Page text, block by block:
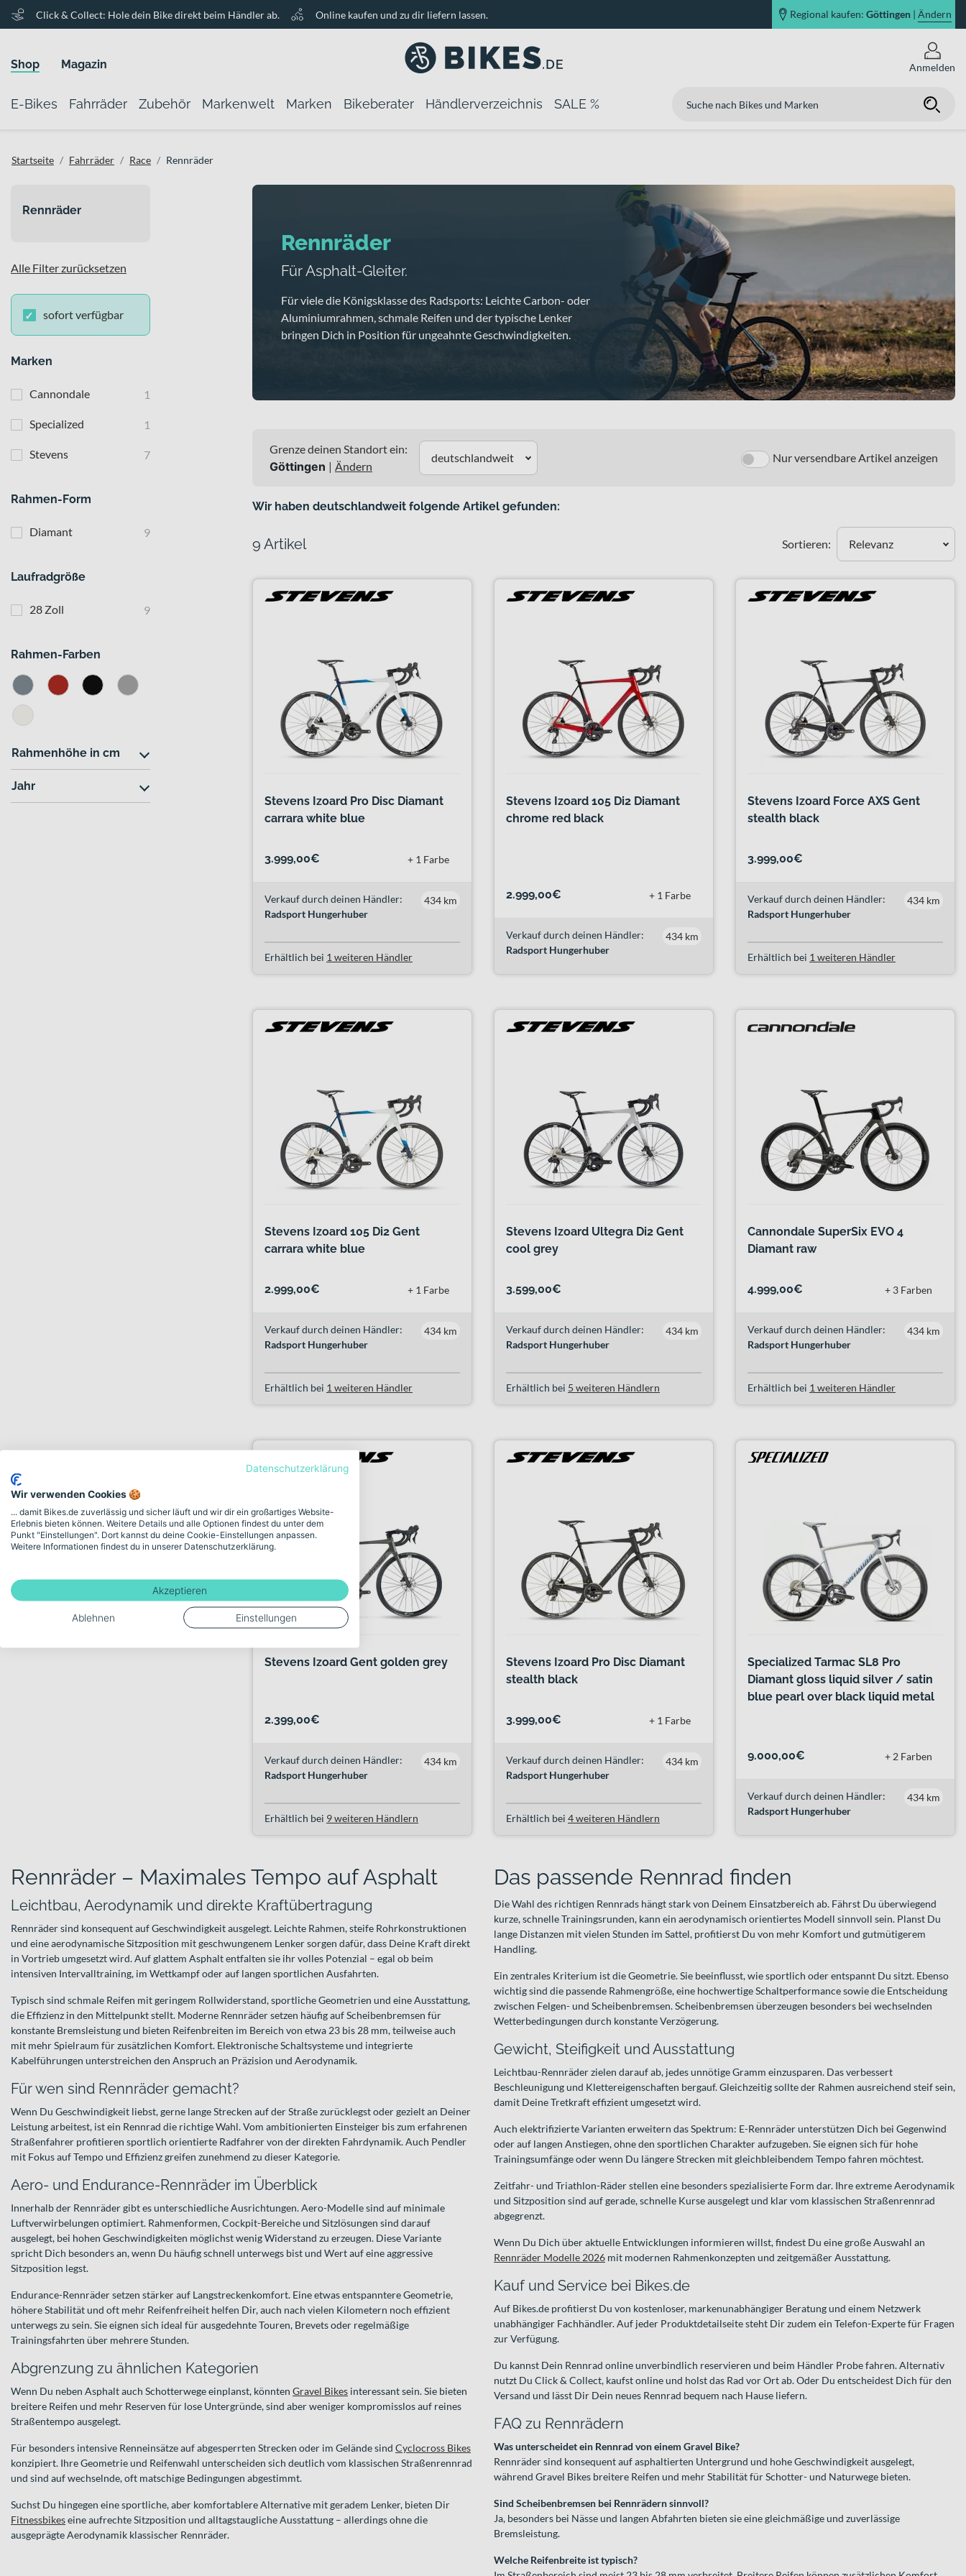
Click & Collect: Hole dein Bike direkt beim Händler ab. Online kaufen und zu dir liefern lassen. Regional kaufen: Göttingen | Ändern
Shop Magazin Anmelden
E-Bikes Fahrräder Zubehör Markenwelt Marken Bikeberater Händlerverzeichnis SALE %
Startseite Fahrräder Race Rennräder
Rennräder
Alle Filter zurücksetzen
sofort verfügbar
Marken
Cannondale 1
Specialized 1
Stevens 7
Rahmen-Form
Diamant 9
Laufradgröße
28 Zoll 9
Rahmen-Farben
Rahmenhöhe in cm
Jahr
Rennräder
Für Asphalt-Gleiter.
Für viele die Königsklasse des Radsports: Leichte Carbon- oder
Aluminiumrahmen, schmale Reifen und der typische Lenker
bringen Dich in Position für ungeahnte Geschwindigkeiten.
Grenze deinen Standort ein:
Göttingen | Ändern
deutschlandweit Nur versendbare Artikel anzeigen
Wir haben deutschlandweit folgende Artikel gefunden:
9 Artikel Sortieren: Relevanz
Stevens Izoard Pro Disc Diamant
carrara white blue
3.999,00€ + 1 Farbe
Verkauf durch deinen Händler:
Radsport Hungerhuber
434 km
Erhältlich bei 1 weiteren Händler
Stevens Izoard 105 Di2 Diamant
chrome red black
2.999,00€ + 1 Farbe
Verkauf durch deinen Händler:
Radsport Hungerhuber
434 km
Stevens Izoard Force AXS Gent
stealth black
3.999,00€
Verkauf durch deinen Händler:
Radsport Hungerhuber
434 km
Erhältlich bei 1 weiteren Händler
Stevens Izoard 105 Di2 Gent
carrara white blue
2.999,00€ + 1 Farbe
Verkauf durch deinen Händler:
Radsport Hungerhuber
434 km
Erhältlich bei 1 weiteren Händler
Stevens Izoard Ultegra Di2 Gent
cool grey
3.599,00€
Verkauf durch deinen Händler:
Radsport Hungerhuber
434 km
Erhältlich bei 5 weiteren Händlern
Cannondale SuperSix EVO 4
Diamant raw
4.999,00€ + 3 Farben
Verkauf durch deinen Händler:
Radsport Hungerhuber
434 km
Erhältlich bei 1 weiteren Händler
Stevens Izoard Gent golden grey
2.399,00€
Verkauf durch deinen Händler:
Radsport Hungerhuber
434 km
Erhältlich bei 9 weiteren Händlern
Stevens Izoard Pro Disc Diamant
stealth black
3.999,00€ + 1 Farbe
Verkauf durch deinen Händler:
Radsport Hungerhuber
434 km
Erhältlich bei 4 weiteren Händlern
Specialized Tarmac SL8 Pro
Diamant gloss liquid silver / satin
blue pearl over black liquid metal
9.000,00€ + 2 Farben
Verkauf durch deinen Händler:
Radsport Hungerhuber
434 km
Rennräder – Maximales Tempo auf Asphalt
Leichtbau, Aerodynamik und direkte Kraftübertragung
Rennräder sind konsequent auf Geschwindigkeit ausgelegt. Leichte Rahmen, steife Rohrkonstruktionen
und eine aerodynamische Sitzposition mit geschwungenem Lenker sorgen dafür, dass Deine Kraft direkt
in Vortrieb umgesetzt wird. Auf glattem Asphalt entfalten sie ihr volles Potenzial – egal ob beim
intensiven Intervalltraining, im Wettkampf oder auf langen sportlichen Ausfahrten.
Typisch sind schmale Reifen mit geringem Rollwiderstand, sportliche Geometrien und eine Ausstattung,
die Effizienz in den Mittelpunkt stellt. Moderne Rennräder setzen häufig auf Scheibenbremsen für
konstante Bremsleistung und bieten Reifenbreiten im Bereich von etwa 23 bis 28 mm, teilweise auch
mit mehr Spielraum für zusätzlichen Komfort. Elektronische Schaltsysteme und integrierte
Kabelführungen unterstreichen den Anspruch an Präzision und Aerodynamik.
Für wen sind Rennräder gemacht?
Wenn Du Geschwindigkeit liebst, gerne lange Strecken auf der Straße zurücklegst oder gezielt an Deiner
Leistung arbeitest, ist ein Rennrad die richtige Wahl. Vom ambitionierten Einsteiger bis zum erfahrenen
Straßenfahrer profitieren sportlich orientierte Radfahrer von der direkten Fahrdynamik. Auch Pendler
mit Fokus auf Tempo und Effizienz greifen zunehmend zu dieser Kategorie.
Aero- und Endurance-Rennräder im Überblick
Innerhalb der Rennräder gibt es unterschiedliche Ausrichtungen. Aero-Modelle sind auf minimale
Luftverwirbelungen optimiert. Rahmenformen, Cockpit-Bereiche und Sitzlösungen sind darauf
ausgelegt, bei hohen Geschwindigkeiten möglichst wenig Widerstand zu erzeugen. Diese Variante
spricht Dich besonders an, wenn Du häufig schnell unterwegs bist und Wert auf eine aggressive
Sitzposition legst.
Endurance-Rennräder setzen stärker auf Langstreckenkomfort. Eine etwas entspanntere Geometrie,
höhere Stabilität und oft mehr Reifenfreiheit helfen Dir, auch nach vielen Kilometern noch effizient
unterwegs zu sein. Sie eignen sich ideal für ausgedehnte Touren, Brevets oder regelmäßige
Trainingsfahrten über mehrere Stunden.
Abgrenzung zu ähnlichen Kategorien
Wenn Du neben Asphalt auch Schotterwege einplanst, könnten Gravel Bikes interessant sein. Sie bieten
breitere Reifen und mehr Reserven für lose Untergründe, sind aber weniger kompromisslos auf reines
Straßentempo ausgelegt.
Für besonders intensive Renneinsätze auf abgesperrten Strecken oder im Gelände sind Cyclocross Bikes
konzipiert. Ihre Geometrie und Reifenwahl unterscheiden sich deutlich vom klassischen Straßenrennrad
und sind auf wechselnde, oft matschige Bedingungen abgestimmt.
Suchst Du hingegen eine sportliche, aber komfortablere Alternative mit geradem Lenker, bieten Dir
Fitnessbikeseine aufrechte Sitzposition und alltagstaugliche Ausstattung – allerdings ohne die
ausgeprägte Aerodynamik klassischer Rennräder.
Das passende Rennrad finden
Die Wahl des richtigen Rennrads hängt stark von Deinem Einsatzbereich ab. Fährst Du überwiegend
kurze, schnelle Trainingsrunden, kann ein aerodynamisch orientiertes Modell sinnvoll sein. Planst Du
lange Distanzen mit vielen Stunden im Sattel, profitierst Du von mehr Komfort und gutmütigerem
Handling.
Ein zentrales Kriterium ist die Geometrie. Sie beeinflusst, wie sportlich oder entspannt Du sitzt. Ebenso
wichtig sind die passende Rahmengröße, eine hochwertige Schaltperformance sowie die Entscheidung
zwischen Felgen- und Scheibenbremsen. Scheibenbremsen überzeugen besonders bei wechselnden
Wetterbedingungen durch konstante Verzögerung.
Gewicht, Steifigkeit und Ausstattung
Leichtbau-Rennräder zielen darauf ab, jedes unnötige Gramm einzusparen. Das verbessert
Beschleunigung und Klettereigenschaften bergauf. Gleichzeitig sollte der Rahmen ausreichend steif sein,
damit Deine Tretkraft effizient umgesetzt wird.
Auch elektrifizierte Varianten erweitern das Spektrum: E-Rennräder unterstützen Dich bei Gegenwind
oder auf langen Anstiegen, ohne den sportlichen Charakter aufzugeben. Sie eignen sich für hohe
Trainingsumfänge oder wenn Du längere Strecken mit gleichbleibendem Tempo fahren möchtest.
Zeitfahr- und Triathlon-Räder stellen eine besonders spezialisierte Form dar. Ihre extreme Aerodynamik
und Sitzposition sind auf gerade, schnelle Kurse ausgelegt und klar vom klassischen Straßenrennrad
abgegrenzt.
Wenn Du Dich über aktuelle Entwicklungen informieren willst, findest Du eine große Auswahl an
Rennräder Modelle 2026 mit modernen Rahmenkonzepten und zeitgemäßer Ausstattung.
Kauf und Service bei Bikes.de
Auf Bikes.de profitierst Du von kostenloser, markenunabhängiger Beratung und einem Netzwerk
unabhängiger Fachhändler. Auf jeder Produktdetailseite steht Dir zudem ein Telefon-Experte für Fragen
zur Verfügung.
Du kannst Dein Rennrad online unverbindlich reservieren und beim Händler Probe fahren. Alternativ
nutzt Du Click & Collect, kaufst online und holst das Rad vor Ort ab. Oder Du entscheidest Dich für den
Versand und lässt Dir Dein neues Rennrad bequem nach Hause liefern.
FAQ zu Rennrädern
Was unterscheidet ein Rennrad von einem Gravel Bike?
Rennräder sind konsequent auf asphaltierten Untergrund und hohe Geschwindigkeit ausgelegt,
während Gravel Bikes breitere Reifen und mehr Stabilität für Schotter- und Naturwege bieten.
Sind Scheibenbremsen bei Rennrädern sinnvoll?
Ja, besonders bei Nässe und langen Abfahrten bieten sie eine gleichmäßige und zuverlässige
Bremsleistung.
Welche Reifenbreite ist typisch?
Datenschutzerklärung
Wir verwenden Cookies 🍪
... damit Bikes.de zuverlässig und sicher läuft und wir dir ein großartiges Website-
Erlebnis bieten können. Weitere Details und alle Optionen findest du unter dem
Punkt "Einstellungen". Dort kannst du deine Cookie-Einstellungen anpassen.
Weitere Informationen findest du in unserer Datenschutzerklärung.
Akzeptieren
Ablehnen Einstellungen